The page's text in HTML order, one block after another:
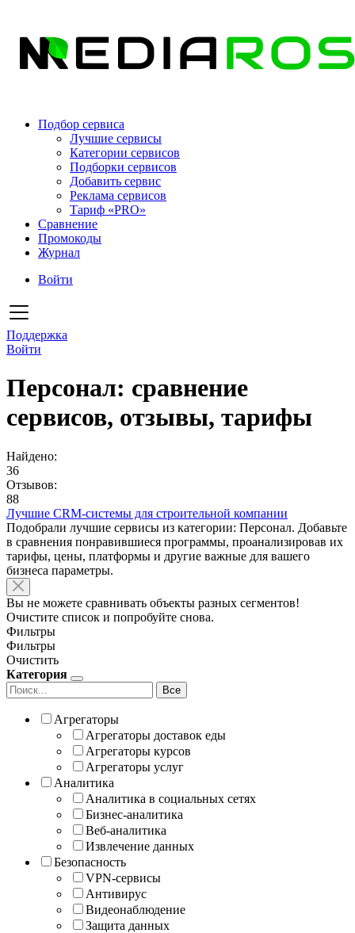
Подбор сервиса
Лучшие сервисы
Категории сервисов
Подборки сервисов
Добавить сервис
Реклама сервисов
Тариф «PRO»
Сравнение
Промокоды
Журнал
Войти
Поддержка
Войти
Персонал: сравнение
сервисов, отзывы, тарифы
Найдено:
36
Отзывов:
88
Лучшие CRM-системы для строительной компании
Подобрали лучшие сервисы из категории: Персонал. Добавьте
в сравнения понравившиеся программы, проанализировав их
тарифы, цены, платформы и другие важные для вашего
бизнеса параметры.
Вы не можете сравнивать объекты разных сегментов!
Очистите список и попробуйте снова.
Фильтры
Фильтры
Очистить
Категория
Все
Агрегаторы
Агрегаторы доставок еды
Агрегаторы курсов
Агрегаторы услуг
Аналитика
Аналитика в социальных сетях
Бизнес-аналитика
Веб-аналитика
Извлечение данных
Безопасность
VPN-сервисы
Антивирус
Видеонаблюдение
Защита данных